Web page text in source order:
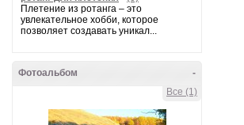
Плетение из ротанга – это
увлекательное хобби, которое
позволяет создавать уникал...
-
Фотоальбом
Все (1)